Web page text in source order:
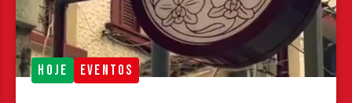
HOJE EVENTOS